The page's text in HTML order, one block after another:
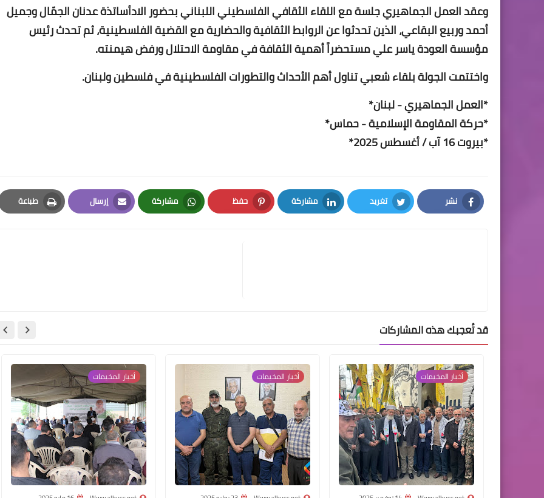
وعقد العمل الجماهيري جلسة مع اللقاء الثقافي الفلسطيني اللبناني بحضور الادأساتذة عدنان الجمّال وجميل
أحمد وربيع البقاعي، الذين تحدثوا عن الروابط الثقافية والحضارية مع القضية الفلسطينية، ثم تحدث رئيس
مؤسسة العودة ياسر علي مستحضراً أهمية الثقافة في مقاومة الاحتلال ورفض هيمنته.
واختتمت الجولة بلقاء شعبي تناول أهم الأحداث والتطورات الفلسطينية في فلسطين ولبنان.
*العمل الجماهيري - لبنان*
*حركة المقاومة الإسلامية - حماس*
*بيروت 16 آب / أغسطس 2025*
نشر
Facebook
تغريد
Twitter
مشاركة
LinkedIn
حفظ
Pinterest
مشاركة
Whatsapp
إرسال
Email
طباعة
Print
قد تُعجبك هذه المشاركات
أخبار ‏المخيمات‏ أخبار ‏المخيمات‏ أخبار المخيمات
Www.albuss.net
06 مايو 2023
Www.albuss.net
05 مايو 2023